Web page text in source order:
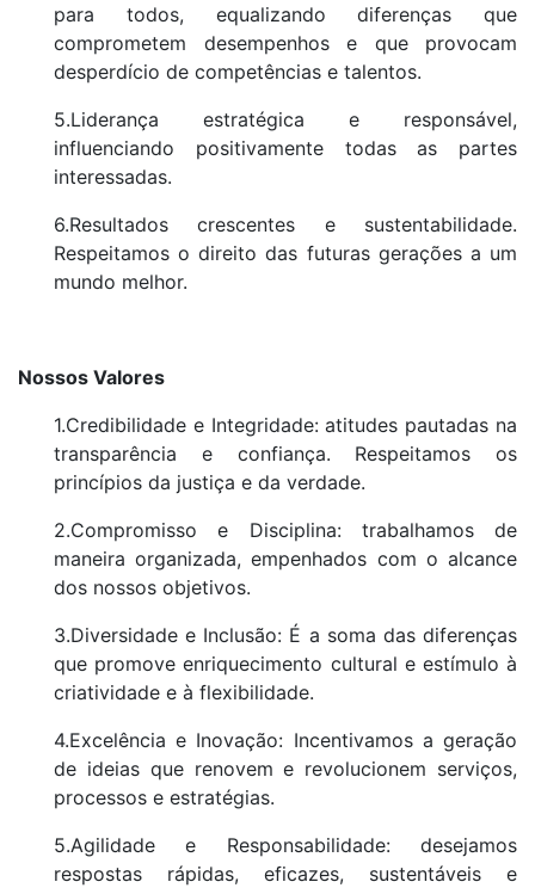
para todos, equalizando diferenças que
comprometem desempenhos e que provocam
desperdício de competências e talentos.
5.Liderança estratégica e responsável,
influenciando positivamente todas as partes
interessadas.
6.Resultados crescentes e sustentabilidade.
Respeitamos o direito das futuras gerações a um
mundo melhor.
Nossos Valores
1.Credibilidade e Integridade: atitudes pautadas na
transparência e confiança. Respeitamos os
princípios da justiça e da verdade.
2.Compromisso e Disciplina: trabalhamos de
maneira organizada, empenhados com o alcance
dos nossos objetivos.
3.Diversidade e Inclusão: É a soma das diferenças
que promove enriquecimento cultural e estímulo à
criatividade e à flexibilidade.
4.Excelência e Inovação: Incentivamos a geração
de ideias que renovem e revolucionem serviços,
processos e estratégias.
5.Agilidade e Responsabilidade: desejamos
respostas rápidas, eficazes, sustentáveis e